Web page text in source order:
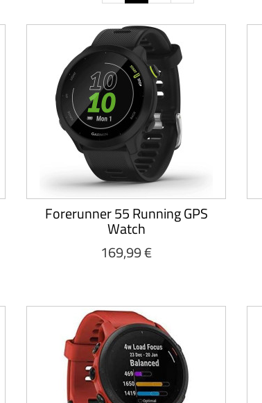
Forerunner 55 Running GPS
Watch
169,99 €